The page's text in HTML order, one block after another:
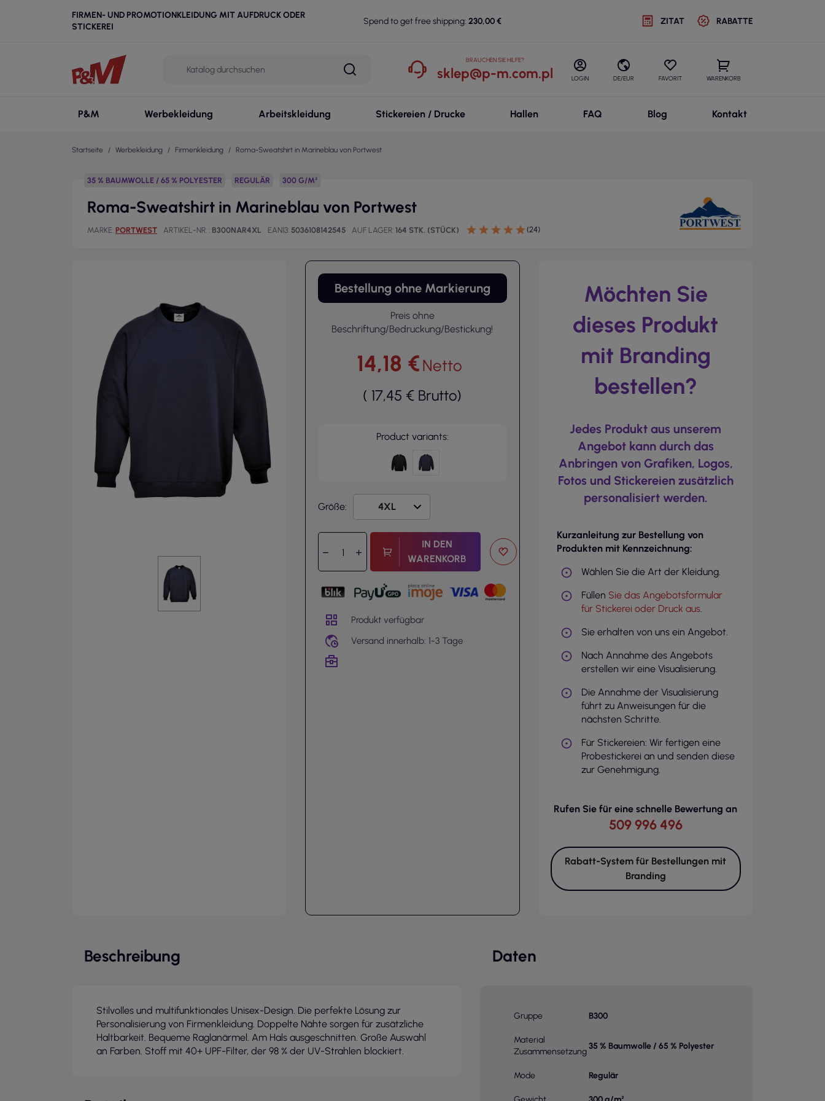
FIRMEN- UND PROMOTIONKLEIDUNG MIT AUFDRUCK ODER
STICKEREI
Spend to get free shipping: 230,00 € ZITAT RABATTE
BRAUCHEN SIE HILFE?
sklep@p-m.com.pl LOGIN DE/EUR FAVORIT WARENKORB
P&M Werbekleidung Arbeitskleidung Stickereien / Drucke Hallen FAQ Blog Kontakt
Startseite Werbekleidung Firmenkleidung Roma-Sweatshirt in Marineblau von Portwest
35 % BAUMWOLLE / 65 % POLYESTER REGULÄR 300 G/M²
Roma-Sweatshirt in Marineblau von Portwest
MARKE PORTWEST ARTIKEL-NR. B300NAR4XL EAN13 5036108142545 AUF LAGER 164 STK. (STÜCK) (24)
Bestellung ohne Markierung
Preis ohne
Beschriftung/Bedruckung/Bestickung!
14,18 €Netto
( 17,45 € Brutto)
Product variants:
Größe:
IN DEN
WARENKORB
Produkt verfügbar
Versand innerhalb: 1-3 Tage
Möchten Sie
dieses Produkt
mit Branding
bestellen?
Jedes Produkt aus unserem
Angebot kann durch das
Anbringen von Grafiken, Logos,
Fotos und Stickereien zusätzlich
personalisiert werden.
Kurzanleitung zur Bestellung von
Produkten mit Kennzeichnung:
Wählen Sie die Art der Kleidung.
Füllen Sie das Angebotsformular
für Stickerei oder Druck aus.
Sie erhalten von uns ein Angebot.
Nach Annahme des Angebots
erstellen wir eine Visualisierung.
Die Annahme der Visualisierung
führt zu Anweisungen für die
nächsten Schritte.
Für Stickereien: Wir fertigen eine
Probestickerei an und senden diese
zur Genehmigung.
Rufen Sie für eine schnelle Bewertung an
509 996 496
Rabatt-System für Bestellungen mit
Branding
Beschreibung
Stilvolles und multifunktionales Unisex-Design. Die perfekte Lösung zur
Personalisierung von Firmenkleidung. Doppelte Nähte sorgen für zusätzliche
Haltbarkeit. Bequeme Raglanärmel. Am Hals ausgeschnitten. Große Auswahl
an Farben. Stoff mit 40+ UPF-Filter, der 98 % der UV-Strahlen blockiert.
Daten
Gruppe B300
Material
Zusammensetzung
35 % Baumwolle / 65 % Polyester
Mode Regulär